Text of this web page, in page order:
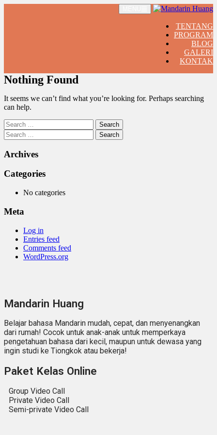
TENTANG
PROGRAM
BLOG
GALERI
KONTAK
Nothing Found
It seems we can’t find what you’re looking for. Perhaps searching
can help.
Search
for:
Search
for:
Archives
Categories
No categories
Meta
Log in
Entries feed
Comments feed
WordPress.org
Mandarin Huang
Belajar bahasa Mandarin mudah, cepat, dan menyenangkan
dari rumah! Cocok untuk anak-anak untuk memperkaya
pengetahuan bahasa dari kecil, maupun untuk dewasa yang
ingin studi ke Tiongkok atau bekerja!
Paket Kelas Online
Group Video Call
Private Video Call
Semi-private Video Call